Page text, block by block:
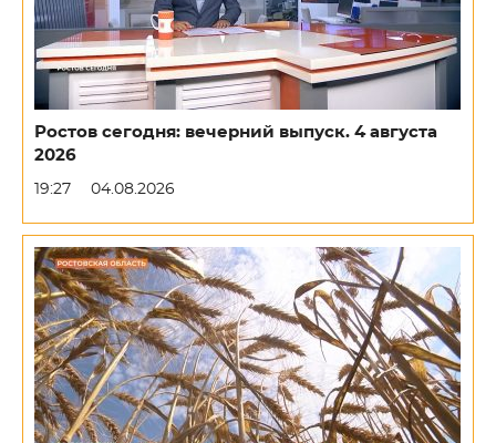
Ростов сегодня: вечерний выпуск. 4 августа
2026
19:27 04.08.2026